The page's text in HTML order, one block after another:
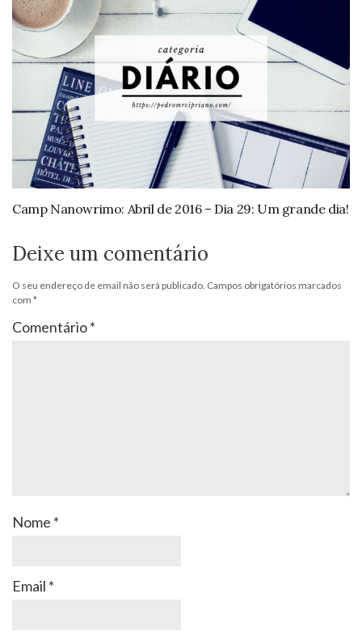
Camp Nanowrimo: Abril de 2016 – Dia 29: Um grande dia!
Deixe um comentário
O seu endereço de email não será publicado. Campos obrigatórios marcados
com *
Comentário*
Nome *
Email *